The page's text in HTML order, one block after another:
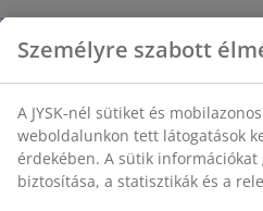
Összeszerelési útmutató
Részletes Adatok
TikTok) személyre szabott és
megjelenítése érdekében. A
„Módosítás” részben olvashat,
süti ikonra kattintva
elfogadása” gombra kattintva
hozzájárul. Olvasson többet a
gyűjtéséről és feldolgozásáról ,
szabályzatunkról.